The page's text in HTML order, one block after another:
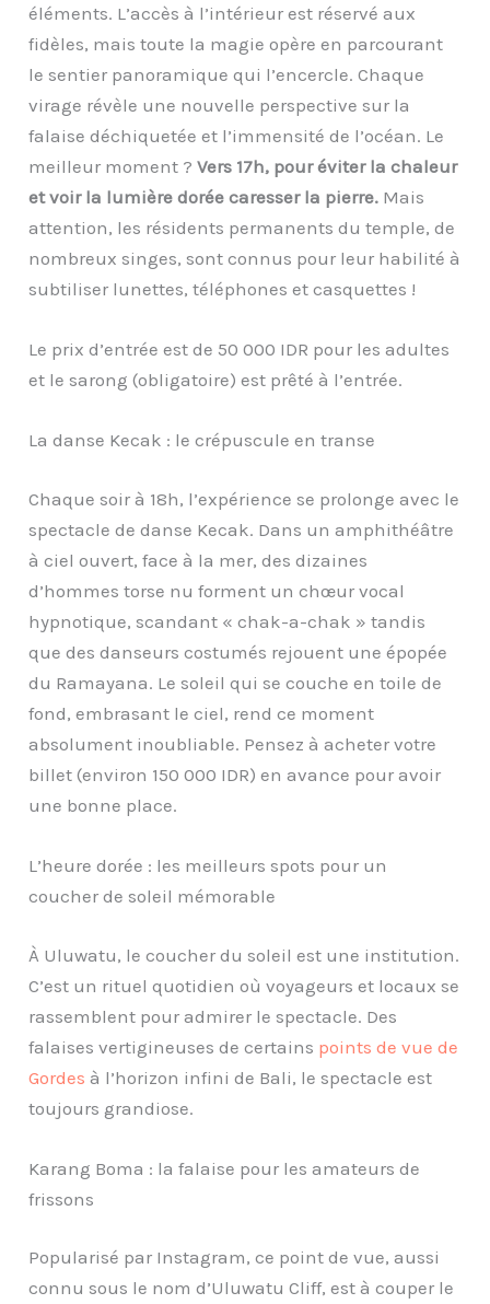
éléments. L’accès à l’intérieur est réservé aux
fidèles, mais toute la magie opère en parcourant
le sentier panoramique qui l’encercle. Chaque
virage révèle une nouvelle perspective sur la
falaise déchiquetée et l’immensité de l’océan. Le
meilleur moment ?Vers 17h, pour éviter la chaleur
et voir la lumière dorée caresser la pierre. Mais
attention, les résidents permanents du temple, de
nombreux singes, sont connus pour leur habilité à
subtiliser lunettes, téléphones et casquettes !
Le prix d’entrée est de 50 000 IDR pour les adultes
et le sarong (obligatoire) est prêté à l’entrée.
La danse Kecak : le crépuscule en transe
Chaque soir à 18h, l’expérience se prolonge avec le
spectacle de danse Kecak. Dans un amphithéâtre
à ciel ouvert, face à la mer, des dizaines
d’hommes torse nu forment un chœur vocal
hypnotique, scandant « chak-a-chak » tandis
que des danseurs costumés rejouent une épopée
du Ramayana. Le soleil qui se couche en toile de
fond, embrasant le ciel, rend ce moment
absolument inoubliable. Pensez à acheter votre
billet (environ 150 000 IDR) en avance pour avoir
une bonne place.
L’heure dorée : les meilleurs spots pour un
coucher de soleil mémorable
À Uluwatu, le coucher du soleil est une institution.
C’est un rituel quotidien où voyageurs et locaux se
rassemblent pour admirer le spectacle. Des
falaises vertigineuses de certains points de vue de
Gordes à l’horizon infini de Bali, le spectacle est
toujours grandiose.
Karang Boma : la falaise pour les amateurs de
frissons
Popularisé par Instagram, ce point de vue, aussi
connu sous le nom d’Uluwatu Cliff, est à couper le